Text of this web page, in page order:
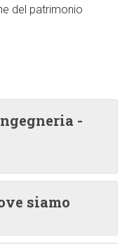
del patrimonio
-
siamo